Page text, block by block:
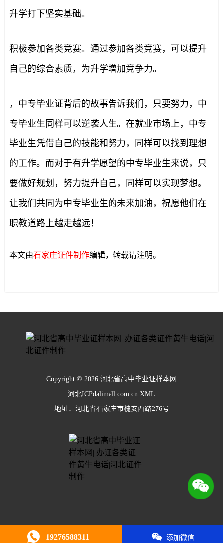
升学打下坚实基础。
积极参加各类竞赛。通过参加各类竞赛，可以提升
自己的综合素质，为升学增加竞争力。
，中专毕业证背后的故事告诉我们，只要努力，中
专毕业生同样可以逆袭人生。在就业市场上，中专
毕业生凭借自己的技能和努力，同样可以找到理想
的工作。而对于有升学愿望的中专毕业生来说，只
要做好规划，努力提升自己，同样可以实现梦想。
让我们共同为中专毕业生的未来加油，祝愿他们在
职教道路上越走越远！
本文由石家庄证件制作编辑，转载请注明。
Copyright © 2026 河北省高中毕业证样本网
河北ICPdalimall.com.cn XML
地址：河北省石家庄市槐安西路276号
19276588311 添加微信